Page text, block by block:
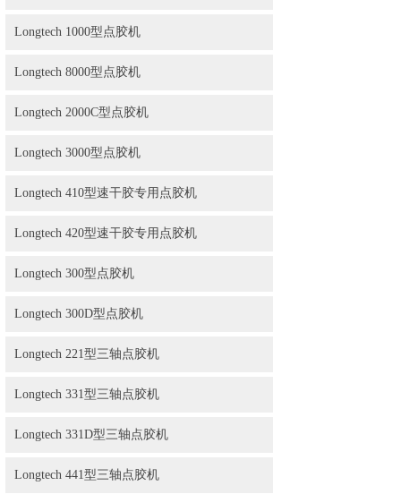
Longtech 1000型点胶机
Longtech 8000型点胶机
Longtech 2000C型点胶机
Longtech 3000型点胶机
Longtech 410型速干胶专用点胶机
Longtech 420型速干胶专用点胶机
Longtech 300型点胶机
Longtech 300D型点胶机
Longtech 221型三轴点胶机
Longtech 331型三轴点胶机
Longtech 331D型三轴点胶机
Longtech 441型三轴点胶机